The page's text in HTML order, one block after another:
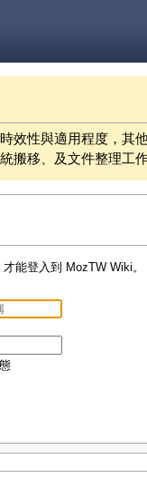
效性與適用程度，其
搬移、及文件整理工
能登入到 MozTW Wiki。